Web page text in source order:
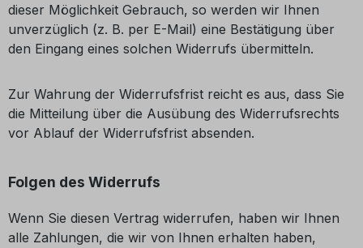
dieser Möglichkeit Gebrauch, so werden wir Ihnen
unverzüglich (z. B. per E-Mail) eine Bestätigung über
den Eingang eines solchen Widerrufs übermitteln.
Zur Wahrung der Widerrufsfrist reicht es aus, dass Sie
die Mitteilung über die Ausübung des Widerrufsrechts
vor Ablauf der Widerrufsfrist absenden.
Folgen des Widerrufs
Wenn Sie diesen Vertrag widerrufen, haben wir Ihnen
alle Zahlungen, die wir von Ihnen erhalten haben,